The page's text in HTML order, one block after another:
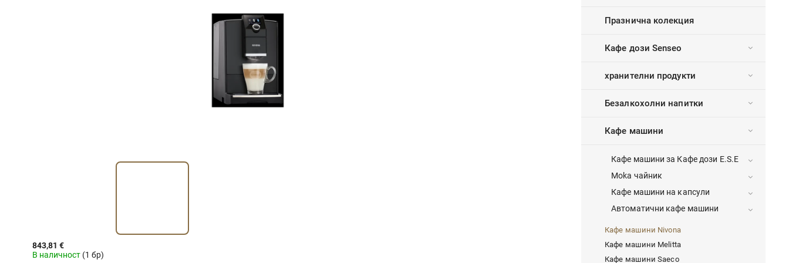
Празнична колекция
Кафе дози Senseo
хранителни продукти
Безалкохолни напитки
Кафе машини
Кафе машини за Кафе дози E.S.E
Moka чайник
Кафе машини на капсули
Автоматични кафе машини
Кафе машини Nivona
Кафе машини Melitta
Кафе машини Saeco
843,81 €
В наличност (1 бр)